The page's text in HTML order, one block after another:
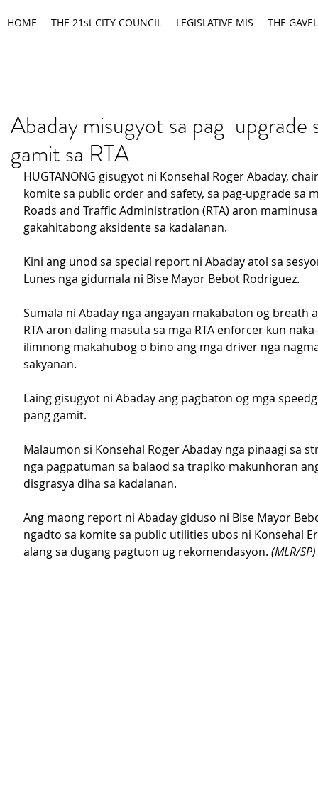
HOME THE 21st CITY COUNCIL LEGISLATIVE MIS THE GAVEL
Abaday misugyot sa pag-upgrade
gamit sa RTA
HUGTANONG gisugyot ni Konsehal Roger Abaday,
komite sa public order and safety, sa pag-upgrade sa
Roads and Traffic Administration (RTA) aron
gakahitabong aksidente sa kadalanan.
Kini ang unod sa special report ni Abaday atol sa
Lunes nga gidumala ni Bise Mayor Bebot Rodriguez.
Sumala ni Abaday nga angayan makabaton og breath
RTA aron daling masuta sa mga RTA enforcer kun
ilimnong makahubog o bino ang mga driver nga
sakyanan.
Laing gisugyot ni Abaday ang pagbaton og mga
pang gamit.
Malaumon si Konsehal Roger Abaday nga pinaagi sa
nga pagpatuman sa balaod sa trapiko makunhoran
disgrasya diha sa kadalanan.
Ang maong report ni Abaday giduso ni Bise Mayor
ngadto sa komite sa public utilities ubos ni Konsehal
alang sa dugang pagtuon ug rekomendasyon. (MLR/SP)